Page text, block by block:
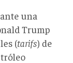
una
Trump
(tarifs) de